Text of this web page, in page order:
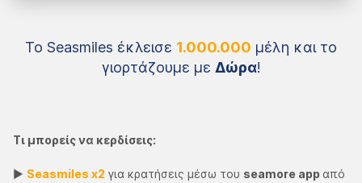
Το Seasmiles έκλεισε 1.000.000 μέλη και το
γιορτάζουμε με Δώρα!
Τι μπορείς να κερδίσεις:
► Seasmiles x2 για κρατήσεις μέσω του seamore app από